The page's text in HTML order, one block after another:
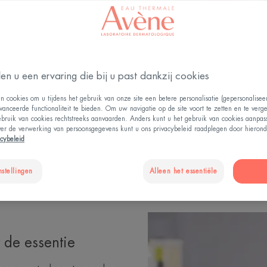
door
verbeteren van
huid.
producten van
worden.
VOOR VEILIGE PRODUCTEN
essentie
u een ervaring die bij u past dankzij cookies
cookies om u tijdens het gebruik van onze site een betere personalisatie
functionaliteit te bieden. Om uw navigatie op de site voort te zetten en te
van cookies rechtstreeks aanvaarden. Anders kunt u het gebruik van cookies
de verwerking van persoonsgegevens kunt u ons privacybeleid raadplegen door
Alleen het essentiële